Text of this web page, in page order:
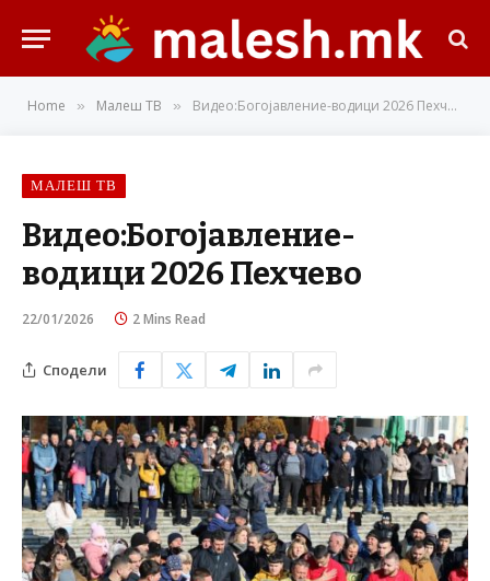
Home » Малеш ТВ » Видео:Богојавление-водици 2026 Пехчево
МАЛЕШ ТВ
Видео:Богојавление-
водици 2026 Пехчево
22/01/2026 2 Mins Read
Сподели